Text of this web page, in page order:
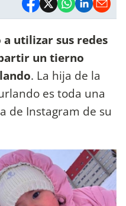
utilizar sus redes
un tierno
. La hija de la
es toda una
de Instagram de su